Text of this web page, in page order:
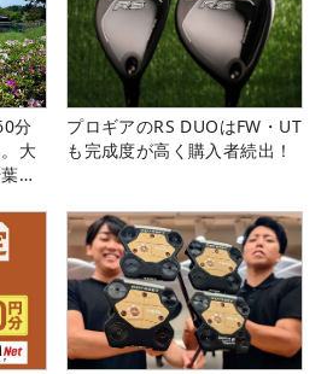
分
大
プロギアのRS DUOはFW・UT
も完成度が高く購入者続出！